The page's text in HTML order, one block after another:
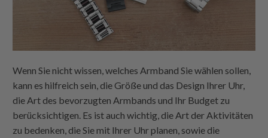
Wenn Sie nicht wissen, welches Armband Sie wählen sollen,
kann es hilfreich sein, die Größe und das Design Ihrer Uhr,
die Art des bevorzugten Armbands und Ihr Budget zu
berücksichtigen. Es ist auch wichtig, die Art der Aktivitäten
zu bedenken, die Sie mit Ihrer Uhr planen, sowie die